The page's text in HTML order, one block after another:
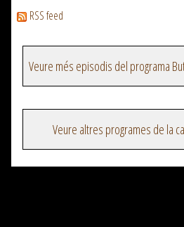
RSS feed
Veure altres programes de la